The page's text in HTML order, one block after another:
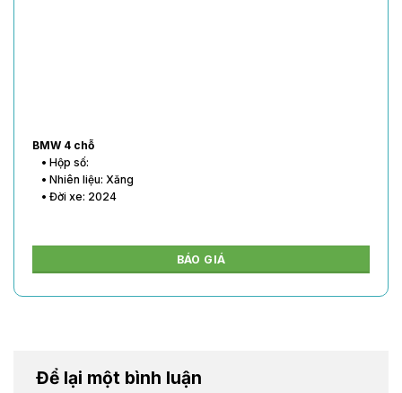
BMW 4 chỗ
• Hộp số:
• Nhiên liệu: Xăng
• Đời xe: 2024
BÁO GIÁ
Để lại một bình luận